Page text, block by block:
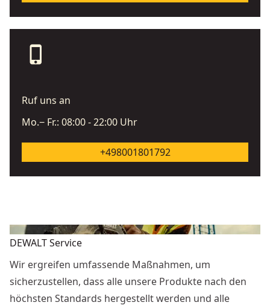
phone_iphone
Ruf uns an
Mo.− Fr.: 08:00 - 22:00 Uhr
+498001801792
DEWALT Service
Wir ergreifen umfassende Maßnahmen, um
sicherzustellen, dass alle unsere Produkte nach den
höchsten Standards hergestellt werden und alle